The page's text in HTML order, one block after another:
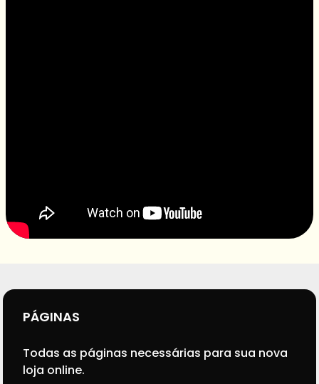
PÁGINAS
Todas as páginas necessárias para sua nova
loja online.